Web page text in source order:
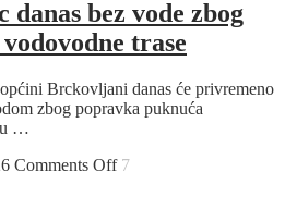
bez vode zbog
trase
Brckovljani danas će privremeno
zbog popravka puknuća
…
Comments Offon
7